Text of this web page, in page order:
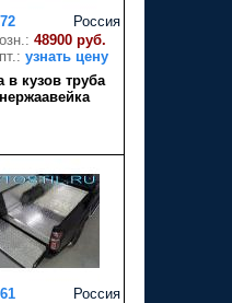
Россия
48900 руб.
узнать цену
в кузов труба
Россия